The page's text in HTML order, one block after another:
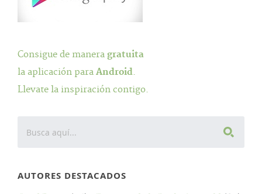
Consigue de manera gratuita
la aplicación para Android.
Llevate la inspiración contigo.
AUTORES DESTACADOS